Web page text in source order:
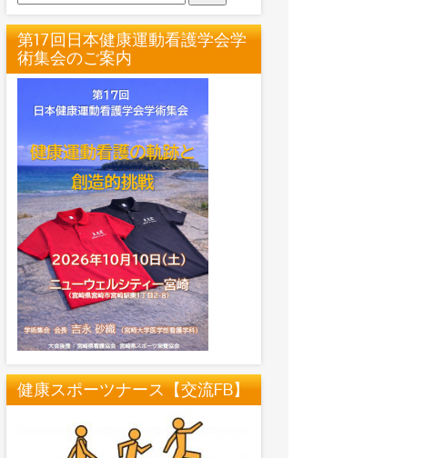
第17回日本健康運動看護学会学
術集会のご案内
健康スポーツナース【交流FB】